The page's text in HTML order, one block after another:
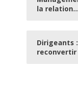
la relation...
Dirigeants
reconvertir